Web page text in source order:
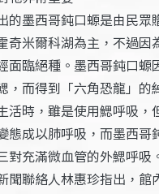
的墨西哥鈍口螈是由民眾
奇米爾科湖為主，不過因
面臨絕種。墨西哥鈍口螈
，而得到「六角恐龍」的
活時，雖是使用鰓呼吸，
態成以肺呼吸，而墨西哥
對充滿微血管的外鰓呼吸
聞聯絡人林惠珍指出，館